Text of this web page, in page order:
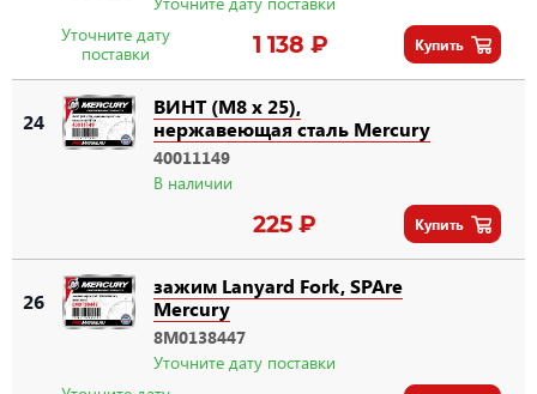
Уточните дату
поставки
1 138 ₽ Купить
24
ВИНТ (M8 x 25),
нержавеющая сталь Mercury
40011149
В наличии
225 ₽ Купить
26
зажим Lanyard Fork, SPAre
Mercury
8M0138447
Уточните дату поставки